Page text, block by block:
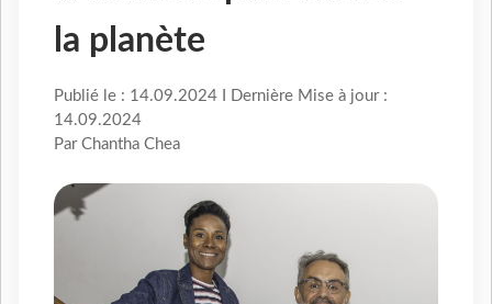
la planète
Publié le : 14.09.2024 I Dernière Mise à jour :
14.09.2024
Par Chantha Chea